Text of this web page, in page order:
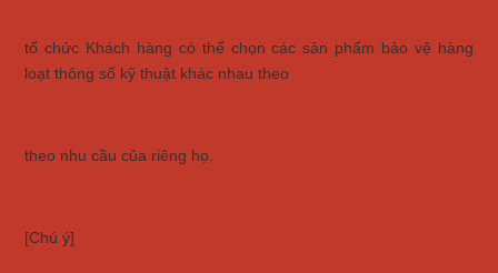
tổ chức Khách hàng có thể chọn các sản phẩm bảo vệ hàng
loạt thông số kỹ thuật khác nhau theo
theo nhu cầu của riêng họ.
[Chú ý]